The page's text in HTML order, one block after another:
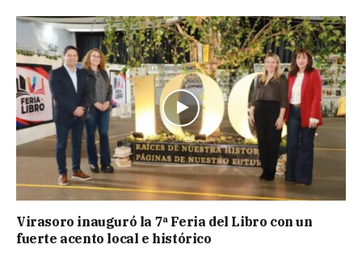
Virasoro inauguró la 7ª Feria del Libro con un
fuerte acento local e histórico